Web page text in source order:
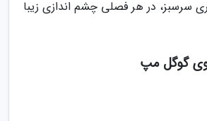
سرسبز، در هر فصلی چشم اندازی زیبا
گوگل مپ